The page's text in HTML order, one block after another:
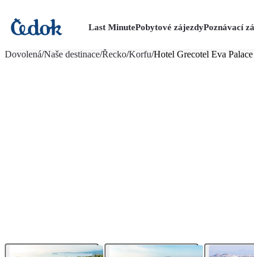
Last MinutePobytové zájezdyPoznávací
Dovolená/Naše destinace/Řecko/Korfu/Hotel Grecotel Eva Palace